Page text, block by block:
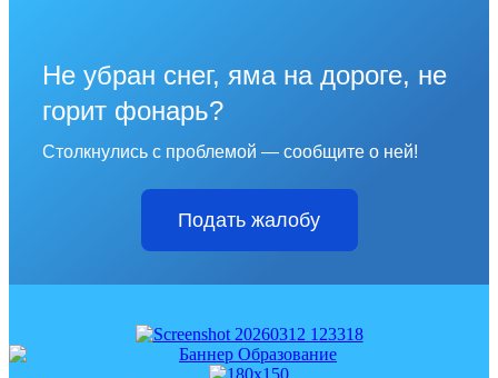
Не убран снег, яма на дороге, не
горит фонарь?
Столкнулись с проблемой — сообщите о ней!
Подать жалобу